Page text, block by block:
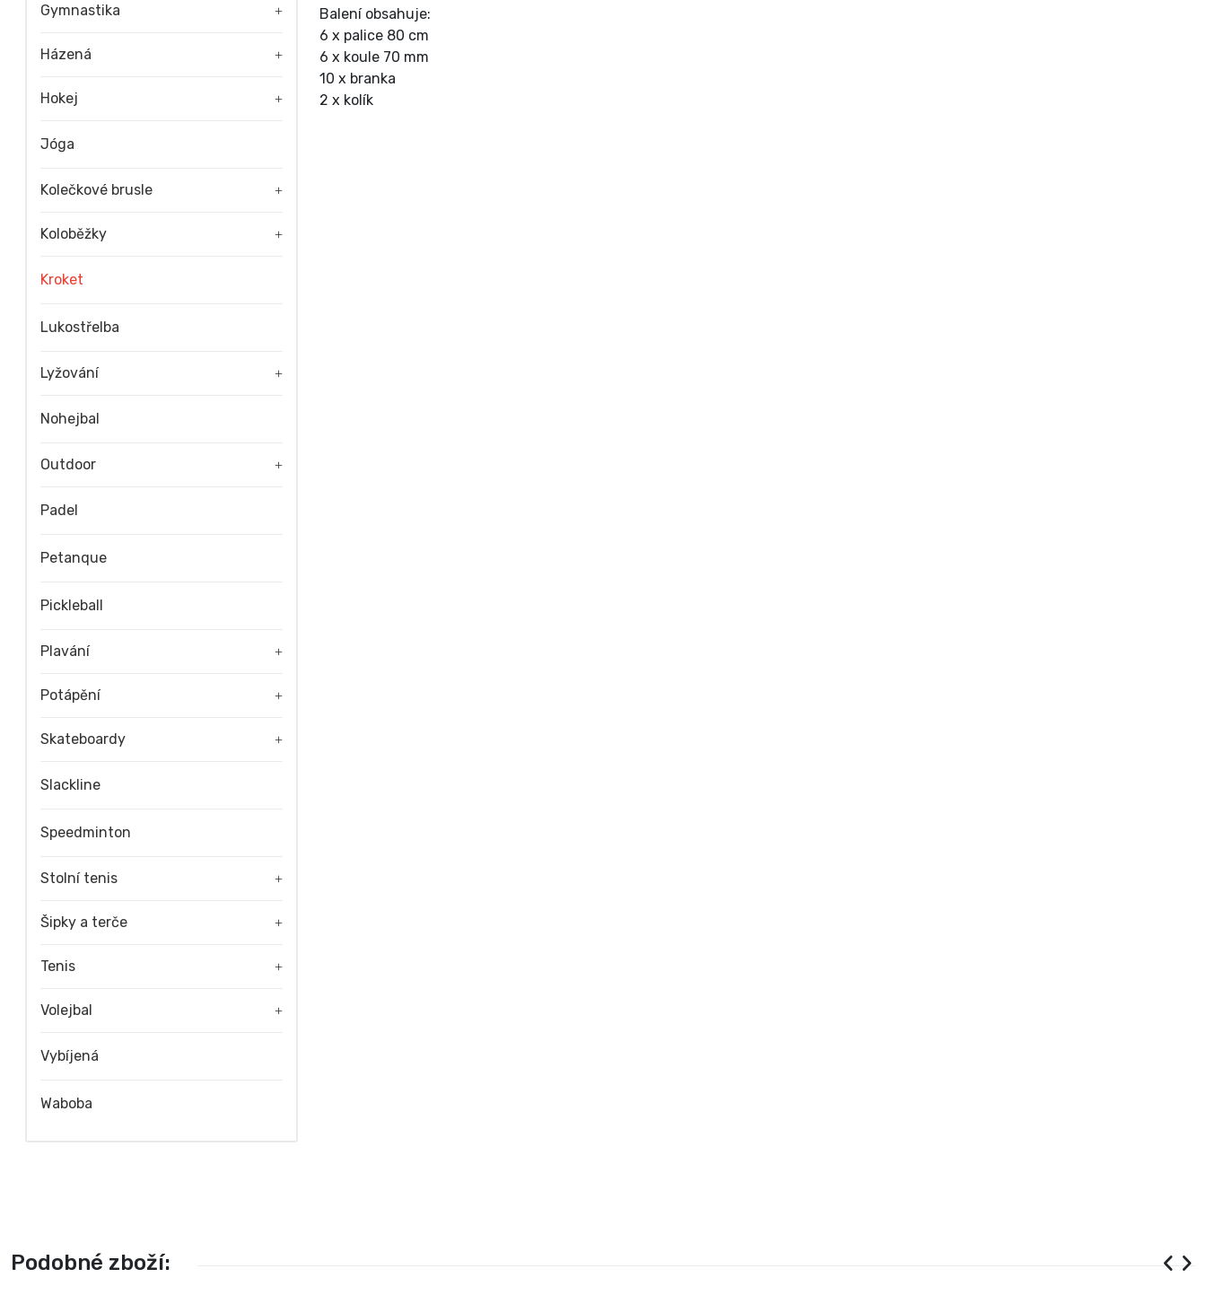
Balení obsahuje:
6 x palice 80 cm
6 x koule 70 mm
10 x branka
2 x kolík
Gymnastika +
Házená +
Hokej +
Jóga
Kolečkové brusle +
Koloběžky +
Kroket
Lukostřelba
Lyžování +
Nohejbal
Outdoor +
Padel
Petanque
Pickleball
Plavání +
Potápění +
Skateboardy +
Slackline
Speedminton
Stolní tenis +
Šipky a terče +
Tenis +
Volejbal +
Vybíjená
Waboba
Podobné zboží: